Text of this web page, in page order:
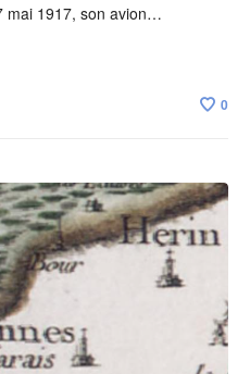
mai 1917, son avion…
0